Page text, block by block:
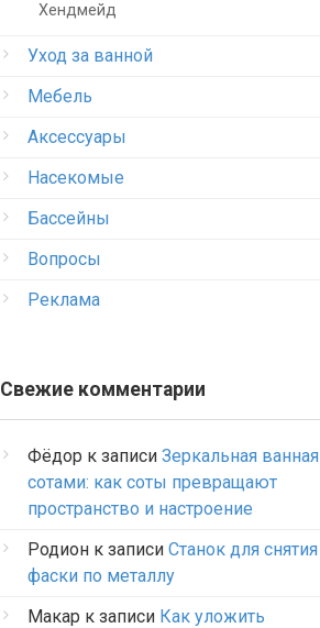
Хендмейд
Уход за ванной
Мебель
Аксессуары
Насекомые
Бассейны
Вопросы
Реклама
Свежие комментарии
Фёдор к записи Зеркальная ванная
сотами: как соты превращают
пространство и настроение
Родион к записи Станок для снятия
фаски по металлу
Макар к записи Как уложить